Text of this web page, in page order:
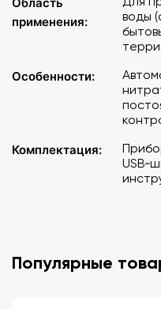
применения:
воды
Особенности:
Комплектация:
Популярные